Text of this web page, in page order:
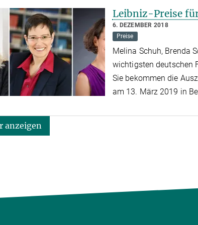
Leibniz-Preise
6. DEZEMBER 2018
Preise
Melina Schuh, Brenda
wichtigsten deutschen
Sie bekommen die
am 13. März 2019 in
anzeigen